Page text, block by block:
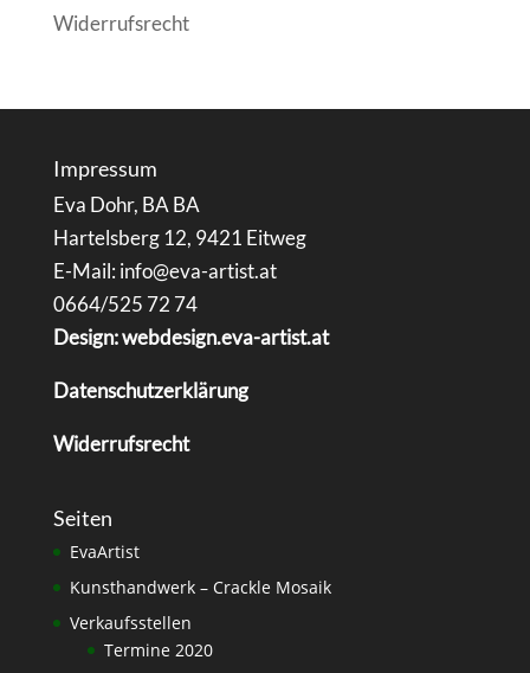
Widerrufsrecht
Impressum
Eva Dohr, BA BA
Hartelsberg 12, 9421 Eitweg
E-Mail: info@eva-artist.at
0664/525 72 74
Design: webdesign.eva-artist.at
Datenschutzerklärung
Widerrufsrecht
Seiten
EvaArtist
Kunsthandwerk – Crackle Mosaik
Verkaufsstellen
Termine 2020